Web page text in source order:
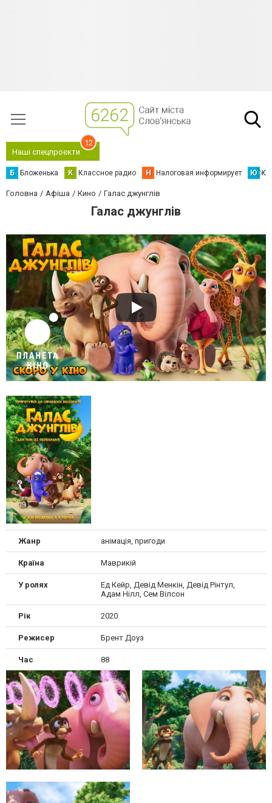
Наші спецпроєкти
12
Б Бложенька К Классное радио Н Налоговая информирует Ю
Головна Афіша Кино Галас джунглів
Галас джунглів
Жанр анімація, пригоди
Країна Маврикій
У ролях
Ед Кейр, Девід Менкін, Девід Рінтул,
Адам Нілл, Сем Вілсон
Рік 2020
Режисер Брент Доуз
Час 88